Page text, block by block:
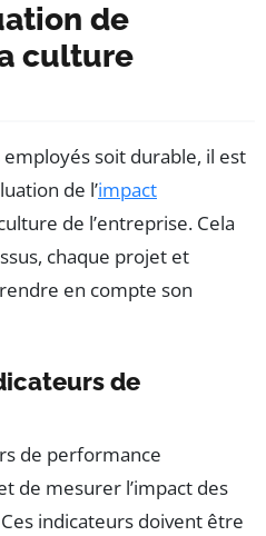
de
culture
soit durable, il est
de l’impact
de l’entreprise. Cela
chaque projet et
en compte son
de
de performance
de mesurer l’impact des
indicateurs doivent être